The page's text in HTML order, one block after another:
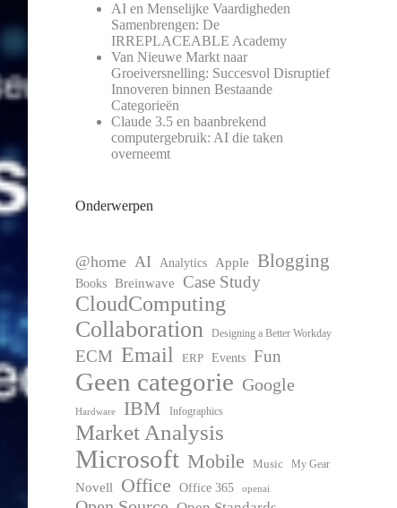
AI en Menselijke Vaardigheden
Samenbrengen: De
IRREPLACEABLE Academy
Van Nieuwe Markt naar
Groeiversnelling: Succesvol Disruptief
Innoveren binnen Bestaande
Categorieën
Claude 3.5 en baanbrekend
computergebruik: AI die taken
overneemt
Onderwerpen
@home AI Analytics Apple Blogging
Books Breinwave Case Study
CloudComputing
Collaboration Designing a Better Workday
ECM Email ERP Events Fun
Geen categorie Google
Hardware IBM Infographics
Market Analysis
Microsoft Mobile Music My Gear
Novell Office Office 365 openai